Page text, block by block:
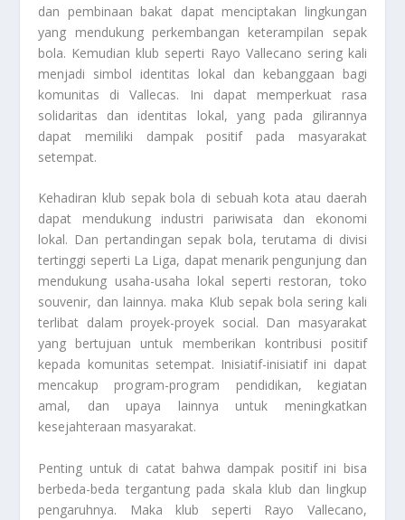
dan pembinaan bakat dapat menciptakan lingkungan
yang mendukung perkembangan keterampilan sepak
bola. Kemudian klub seperti Rayo Vallecano sering kali
menjadi simbol identitas lokal dan kebanggaan bagi
komunitas di Vallecas. Ini dapat memperkuat rasa
solidaritas dan identitas lokal, yang pada gilirannya
dapat memiliki dampak positif pada masyarakat
setempat.
Kehadiran klub sepak bola di sebuah kota atau daerah
dapat mendukung industri pariwisata dan ekonomi
lokal. Dan pertandingan sepak bola, terutama di divisi
tertinggi seperti La Liga, dapat menarik pengunjung dan
mendukung usaha-usaha lokal seperti restoran, toko
souvenir, dan lainnya. maka Klub sepak bola sering kali
terlibat dalam proyek-proyek social. Dan masyarakat
yang bertujuan untuk memberikan kontribusi positif
kepada komunitas setempat. Inisiatif-inisiatif ini dapat
mencakup program-program pendidikan, kegiatan
amal, dan upaya lainnya untuk meningkatkan
kesejahteraan masyarakat.
Penting untuk di catat bahwa dampak positif ini bisa
berbeda-beda tergantung pada skala klub dan lingkup
pengaruhnya. Maka klub seperti Rayo Vallecano,